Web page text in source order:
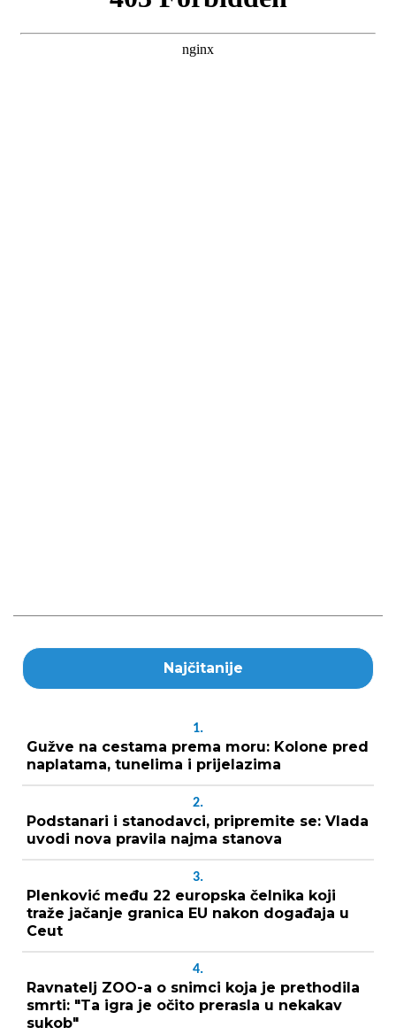
Najčitanije
1.
Gužve na cestama prema moru: Kolone pred
naplatama, tunelima i prijelazima
2.
Podstanari i stanodavci, pripremite se: Vlada
uvodi nova pravila najma stanova
3.
Plenković među 22 europska čelnika koji
traže jačanje granica EU nakon događaja u
Ceut
4.
Ravnatelj ZOO-a o snimci koja je prethodila
smrti: "Ta igra je očito prerasla u nekakav
sukob"